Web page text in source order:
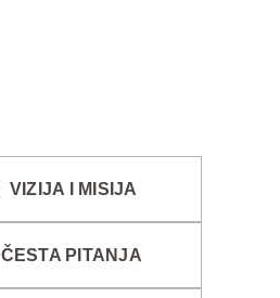
VIZIJA I MISIJA
ČESTA PITANJA